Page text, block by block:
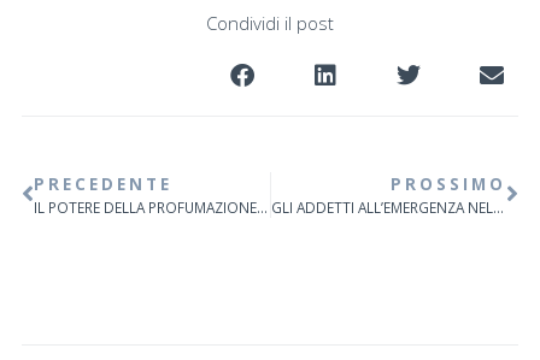
Condividi il post
PRECEDENTE
IL POTERE DELLA PROFUMAZIONE AL SERVIZIO DELL’HORECA
PROSSIMO
GLI ADDETTI ALL’EMERGENZA NELLE PROFESSIONI HORECA